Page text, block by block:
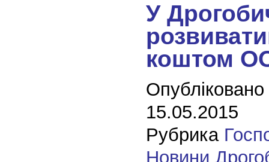
У
коштом
15.05.2015
Рубрика
Новини